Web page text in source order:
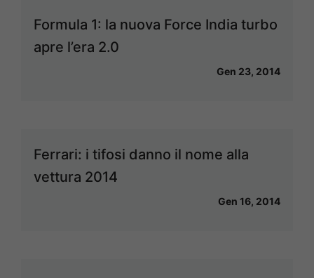
Formula 1: la nuova Force India turbo
apre l’era 2.0
Gen 23, 2014
Ferrari: i tifosi danno il nome alla
vettura 2014
Gen 16, 2014